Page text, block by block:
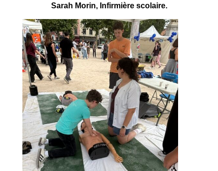
Sarah Morin, Infirmière scolaire.